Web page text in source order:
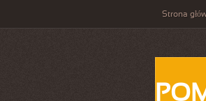
Strona